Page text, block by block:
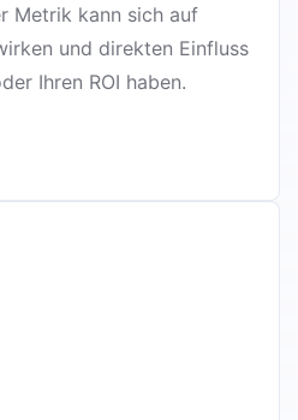
Metrik kann sich auf
und direkten Einfluss
Ihren ROI haben.